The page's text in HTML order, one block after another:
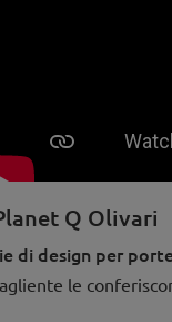
Q Olivari
di design per
le